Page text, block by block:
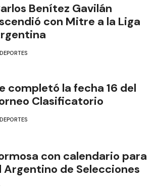
Benítez Gavilán
con Mitre a la Liga
DEPORTES
completó la fecha 16 del
Clasificatorio
DEPORTES
con calendario para
Argentino de Selecciones